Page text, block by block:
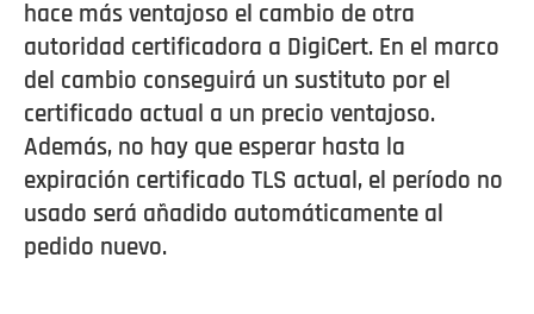
hace más ventajoso el cambio de otra
autoridad certificadora a DigiCert. En el marco
del cambio conseguirá un sustituto por el
certificado actual a un precio ventajoso.
Además, no hay que esperar hasta la
expiración certificado TLS actual, el período no
usado será añadido automáticamente al
pedido nuevo.